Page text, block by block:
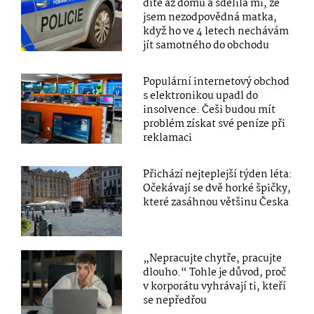
dítě až domů a sdělila mi, že
jsem nezodpovědná matka,
když ho ve 4 letech nechávám
jít samotného do obchodu
Populární internetový obchod
s elektronikou upadl do
insolvence. Češi budou mít
problém získat své peníze při
reklamaci
Přichází nejteplejší týden léta:
Očekávají se dvě horké špičky,
které zasáhnou většinu Česka
„Nepracujte chytře, pracujte
dlouho.“ Tohle je důvod, proč
v korporátu vyhrávají ti, kteří
se nepředřou